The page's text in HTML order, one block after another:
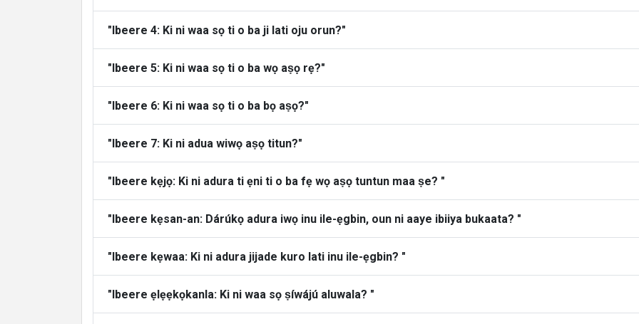
"Ibeere 4: Ki ni waa sọ ti o ba ji lati oju orun?"
"Ibeere 5: Ki ni waa sọ ti o ba wọ aṣọ rẹ?"
"Ibeere 6: Ki ni waa sọ ti o ba bọ aṣọ?"
"Ibeere 7: Ki ni adua wiwọ aṣọ titun?"
"Ibeere kẹjọ: Ki ni adura ti ẹni ti o ba fẹ wọ aṣọ tuntun maa ṣe? "
"Ibeere kẹsan-an: Dárúkọ adura iwọ inu ile-ẹgbin, oun ni aaye ibiiya bukaata? "
"Ibeere kẹwaa: Ki ni adura jijade kuro lati inu ile-ẹgbin? "
"Ibeere ẹlẹẹkọkanla: Ki ni waa sọ ṣíwájú aluwala? "